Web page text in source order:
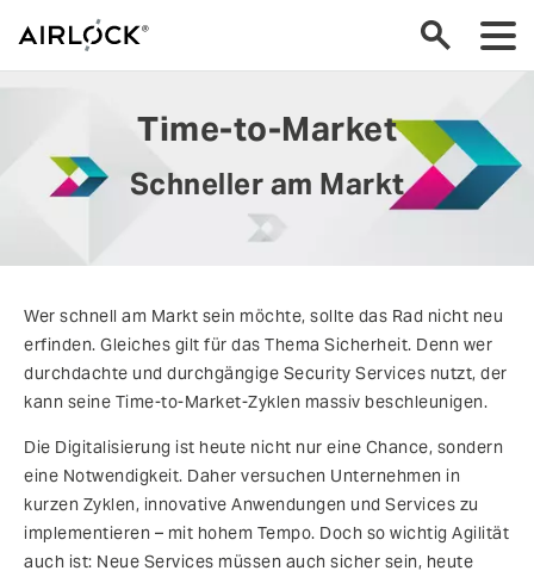
Time-to-Market
Schneller am Markt
Wer schnell am Markt sein möchte, sollte das Rad nicht neu
erfinden. Gleiches gilt für das Thema Sicherheit. Denn wer
durchdachte und durchgängige Security Services nutzt, der
kann seine Time-to-Market-Zyklen massiv beschleunigen.
Die Digitalisierung ist heute nicht nur eine Chance, sondern
eine Notwendigkeit. Daher versuchen Unternehmen in
kurzen Zyklen, innovative Anwendungen und Services zu
implementieren – mit hohem Tempo. Doch so wichtig Agilität
auch ist: Neue Services müssen auch sicher sein, heute